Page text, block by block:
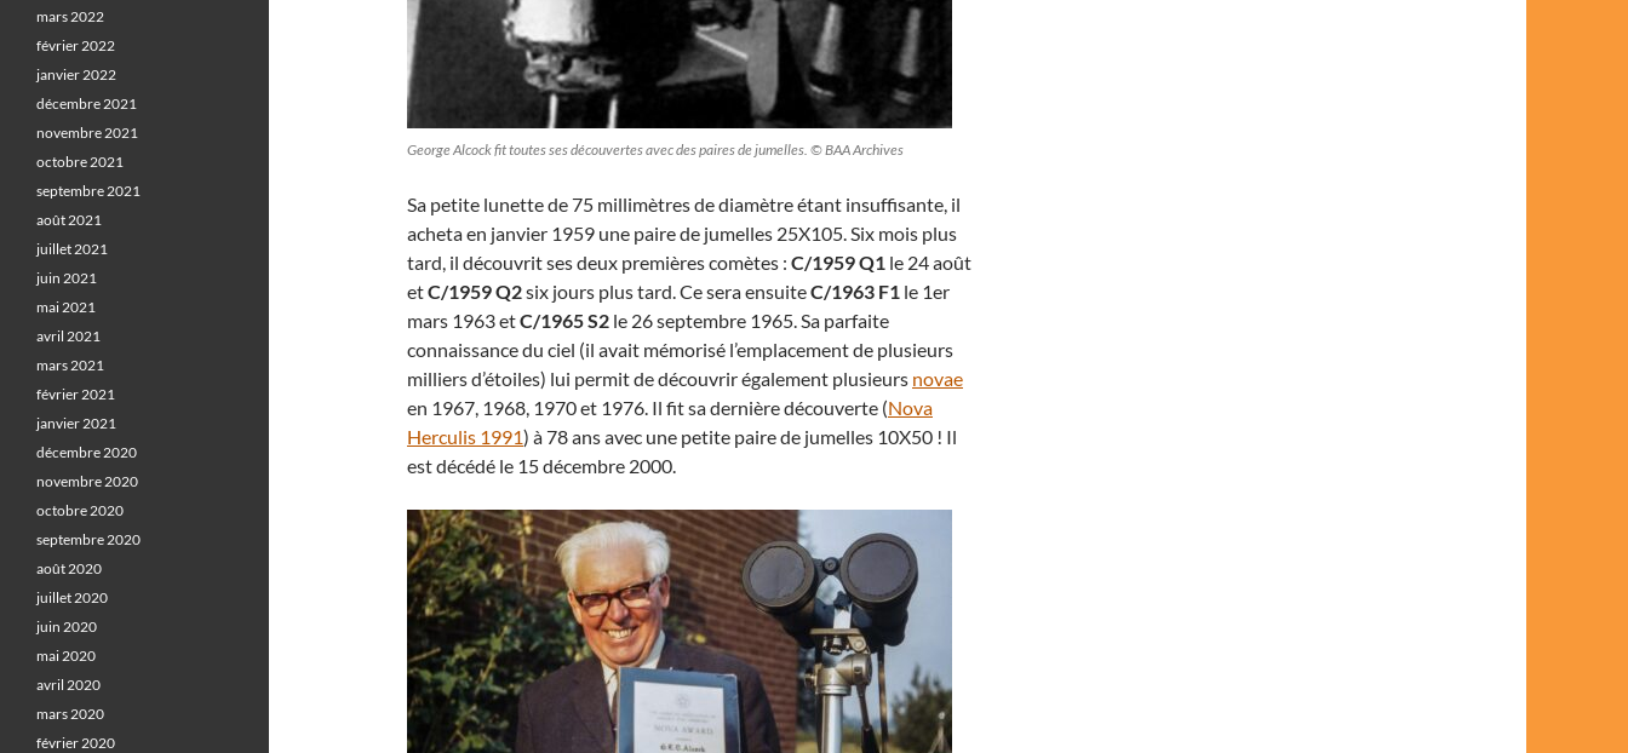
George Alcock fit toutes ses découvertes avec des paires de jumelles. © BAA Archives
Sa petite lunette de 75 millimètres de diamètre étant insuffisante, il
acheta en janvier 1959 une paire de jumelles 25X105. Six mois plus
tard, il découvrit ses deux premières comètes : C/1959 Q1 le 24 août
etC/1959 Q2six jours plus tard. Ce sera ensuiteC/1963 F1 le 1er
mars 1963 etC/1965 S2 le 26 septembre 1965. Sa parfaite
connaissance du ciel (il avait mémorisé l’emplacement de plusieurs
milliers d’étoiles) lui permit de découvrir également plusieurs novae
en 1967, 1968, 1970 et 1976. Il fit sa dernière découverte (Nova
Herculis 1991) à 78 ans avec une petite paire de jumelles 10X50 ! Il
est décédé le 15 décembre 2000.
mars 2022
février 2022
janvier 2022
décembre 2021
novembre 2021
octobre 2021
septembre 2021
août 2021
juillet 2021
juin 2021
mai 2021
avril 2021
mars 2021
février 2021
janvier 2021
décembre 2020
novembre 2020
octobre 2020
septembre 2020
août 2020
juillet 2020
juin 2020
mai 2020
avril 2020
mars 2020
février 2020